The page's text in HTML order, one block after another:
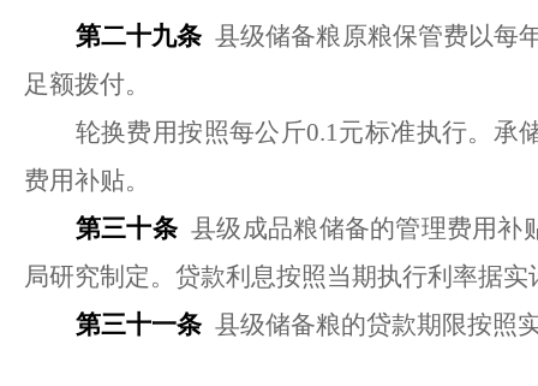
第二十九条 县级储备粮原粮保管费以每
足额拨付。
轮换费用按照每公斤0.1元标准执行。承
费用补贴。
第三十条 县级成品粮储备的管理费用补
局研究制定。 贷款利息按照当期执行利率据
第三十一条 县级储备粮的贷款期限按照